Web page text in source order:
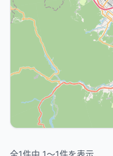
全1件中 1〜1件を表示